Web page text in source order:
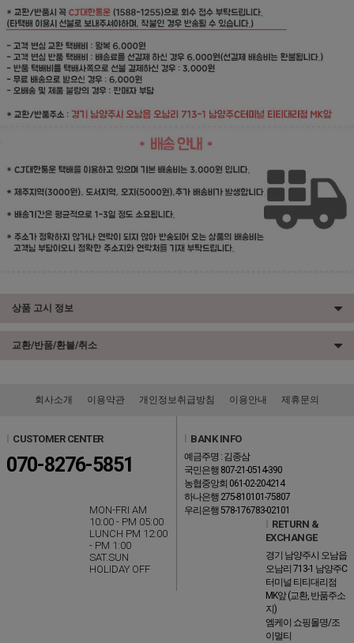
상품 고시 정보
교환/반품/환불/취소
회사소개 이용약관 개인정보취급방침 이용안내 제휴문의
CUSTOMER CENTER
070-8276-5851
MON-FRI AM
10:00 - PM 05:00
LUNCH PM 12:00
- PM 1:00
SAT.SUN
HOLIDAY OFF
BANK INFO
예금주명 : 김종삼
국민은행 807-21-0514-390
농협중앙회 061-02-204214
하나은행 275-810101-75807
우리은행 578-176783-02101
RETURN &
EXCHANGE
경기 남양주시 오남읍
오남리 713-1 남양주C
터미널 티티대리점
MK앞 (교환, 반품주소
지)
엠케이 쇼핑몰명/조
이멀티